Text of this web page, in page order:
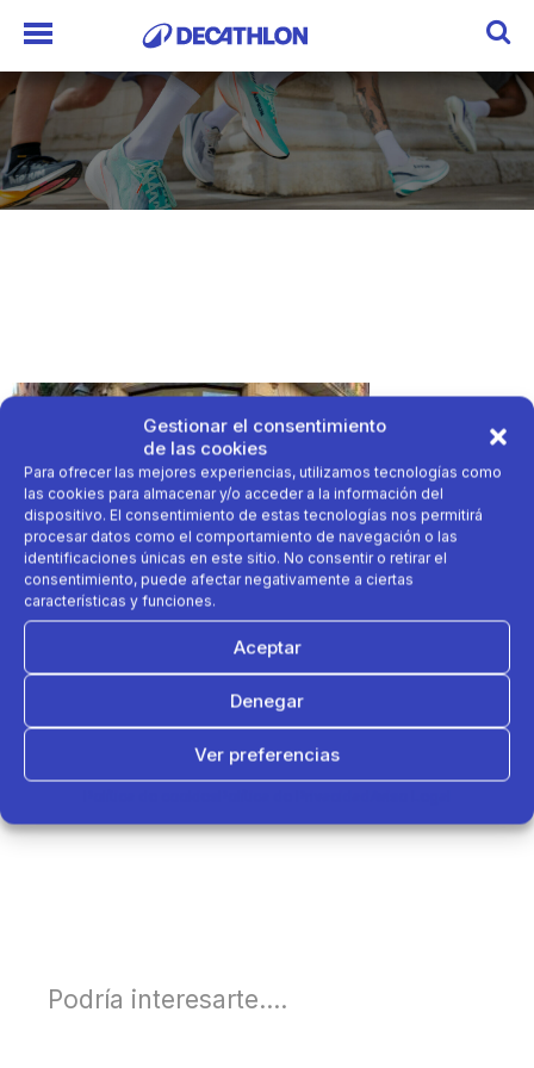
Gestionar el consentimiento
de las cookies
Para ofrecer las mejores experiencias, utilizamos tecnologías como
las cookies para almacenar y/o acceder a la información del
dispositivo. El consentimiento de estas tecnologías nos permitirá
procesar datos como el comportamiento de navegación o las
identificaciones únicas en este sitio. No consentir o retirar el
consentimiento, puede afectar negativamente a ciertas
características y funciones.
Aceptar
Denegar
Ver preferencias
Podría interesarte....